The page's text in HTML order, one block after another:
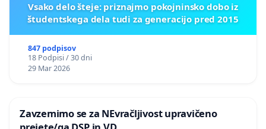
Vsako delo šteje: priznajmo pokojninsko dobo iz
študentskega dela tudi za generacijo pred 2015
847 podpisov
18 Podpisi / 30 dni
29 Mar 2026
Zavzemimo se za NEvračljivost upravičeno